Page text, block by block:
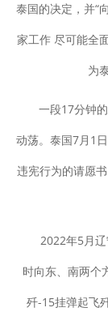
泰国的决定，并“
家工作 尽可能全
为
一段17分钟的
动荡。泰国7月1
违宪行为的请愿
2022年5月辽
时向东、南两个
歼-15挂弹起飞